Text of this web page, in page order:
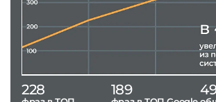
228 189